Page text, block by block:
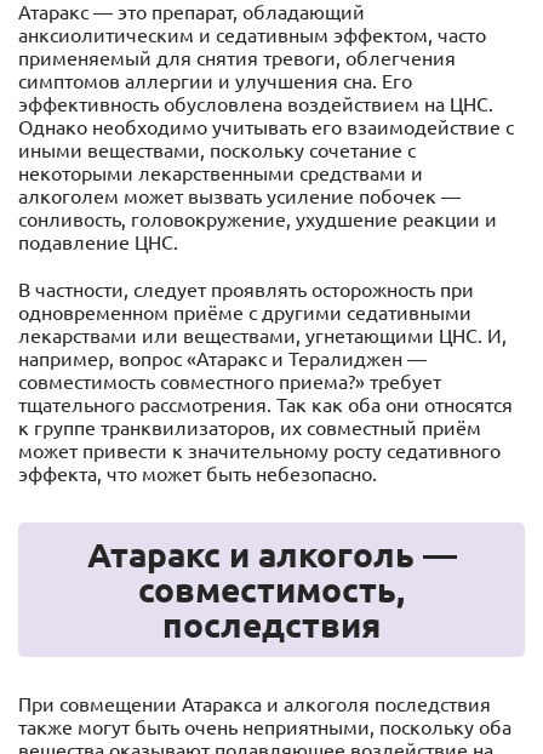
Атаракс — это препарат, обладающий
анксиолитическим и седативным эффектом, часто
применяемый для снятия тревоги, облегчения
симптомов аллергии и улучшения сна. Его
эффективность обусловлена воздействием на ЦНС.
Однако необходимо учитывать его взаимодействие с
иными веществами, поскольку сочетание с
некоторыми лекарственными средствами и
алкоголем может вызвать усиление побочек —
сонливость, головокружение, ухудшение реакции и
подавление ЦНС.
В частности, следует проявлять осторожность при
одновременном приёме с другими седативными
лекарствами или веществами, угнетающими ЦНС. И,
например, вопрос «Атаракс и Тералиджен —
совместимость совместного приема?» требует
тщательного рассмотрения. Так как оба они относятся
к группе транквилизаторов, их совместный приём
может привести к значительному росту седативного
эффекта, что может быть небезопасно.
Атаракс и алкоголь —
совместимость,
последствия
При совмещении Атаракса и алкоголя последствия
также могут быть очень неприятными, поскольку оба